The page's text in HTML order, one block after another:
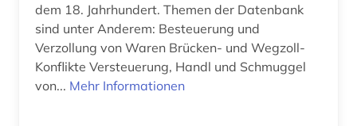
bundesgericht (2)
bundesgerichtshof (8)
bundesgesetz (1)
dem 18. Jahrhundert. Themen der Datenbank
sind unter Anderem: Besteuerung und
Verzollung von Waren Brücken- und Wegzoll-
Konflikte Versteuerung, Handl und Schmuggel
von... Mehr Informationen